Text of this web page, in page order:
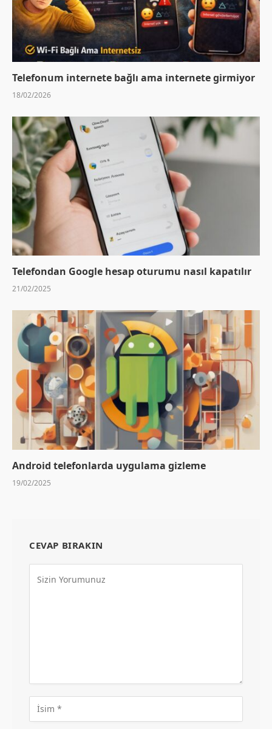
Telefonum internete bağlı ama internete girmiyor
18/02/2026
Telefondan Google hesap oturumu nasıl kapatılır
21/02/2025
Android telefonlarda uygulama gizleme
19/02/2025
CEVAP BIRAKIN